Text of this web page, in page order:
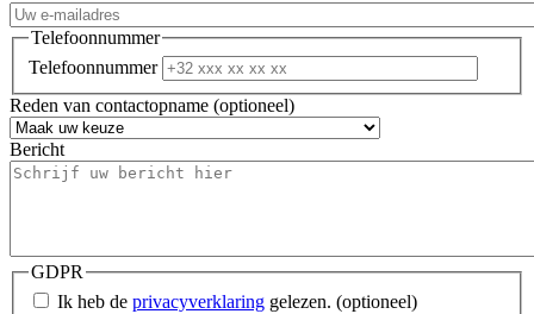
Telefoonnummer
Telefoonnummer
Reden van contactopname (optioneel)
Bericht
GDPR
Ik heb de privacyverklaring gelezen. (optioneel)